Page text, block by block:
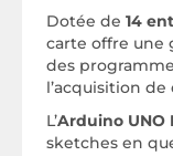
Dotée de 14
carte offre une
des
l’acquisition
L’Arduino UNO
sketches en